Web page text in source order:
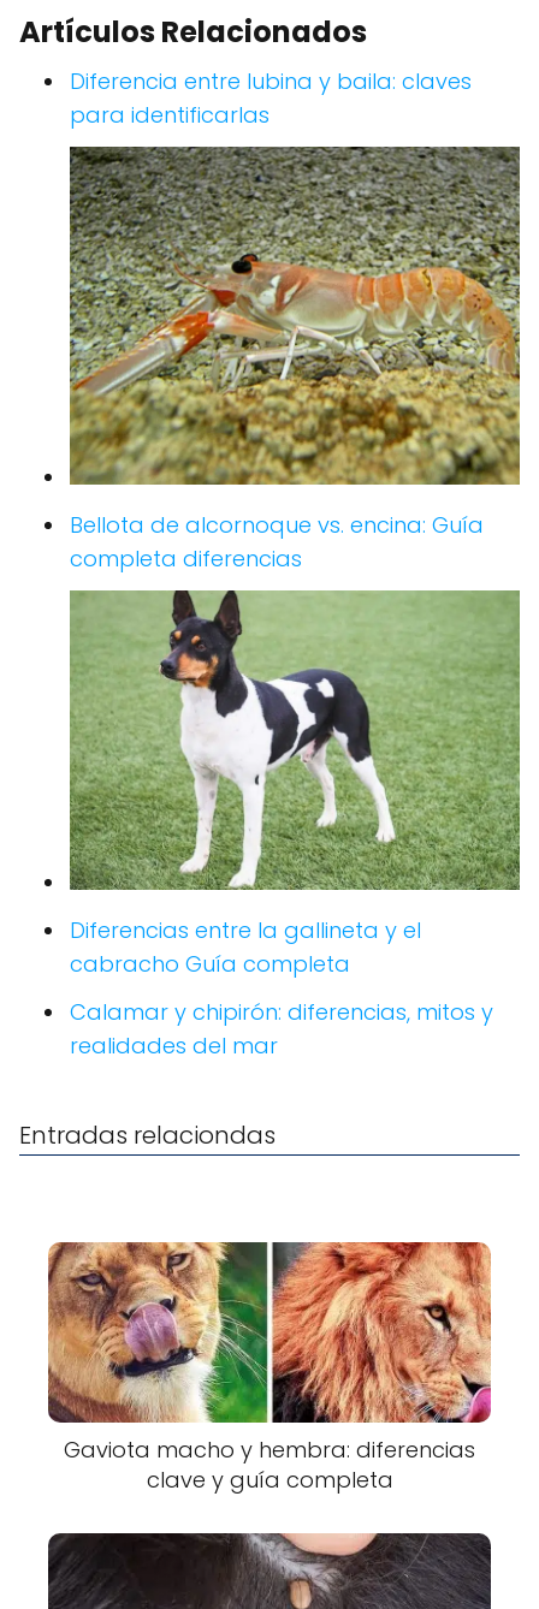
Artículos Relacionados
Diferencia entre lubina y baila: claves
para identificarlas
Bellota de alcornoque vs. encina: Guía
completa diferencias
Diferencias entre la gallineta y el
cabracho Guía completa
Calamar y chipirón: diferencias, mitos y
realidades del mar
Entradas relaciondas
Gaviota macho y hembra: diferencias
clave y guía completa